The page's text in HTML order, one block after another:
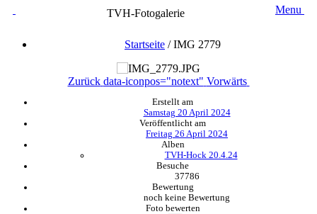
TVH-Fotogalerie Menu
Startseite /IMG 2779
Zurück data-iconpos="notext" Vorwärts
Erstellt am
Samstag 20 April 2024
Veröffentlicht am
Freitag 26 April 2024
Alben
TVH-Hock 20.4.24
Besuche
37786
Bewertung
noch keine Bewertung
Foto bewerten